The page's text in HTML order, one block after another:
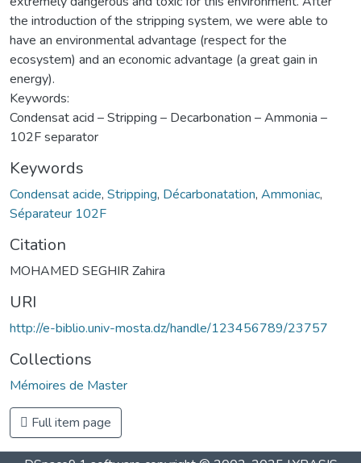
the introduction of the stripping system, we were able to
have an environmental advantage (respect for the
ecosystem) and an economic advantage (a great gain in
energy).
Keywords:
Condensat acid – Stripping – Decarbonation – Ammonia –
102F separator
Keywords
Condensat acide, Stripping, Décarbonatation, Ammoniac,
Séparateur 102F
Citation
MOHAMED SEGHIR Zahira
URI
http://e-biblio.univ-mosta.dz/handle/123456789/23757
Collections
Mémoires de Master
Full item page